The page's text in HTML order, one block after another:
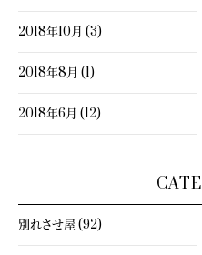
2018年10月 (3)
2018年8月 (1)
2018年6月 (12)
別れさせ屋 (92)